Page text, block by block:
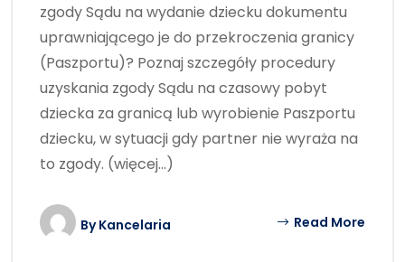
zgody Sądu na wydanie dziecku dokumentu
uprawniającego je do przekroczenia granicy
(Paszportu)? Poznaj szczegóły procedury
uzyskania zgody Sądu na czasowy pobyt
dziecka za granicą lub wyrobienie Paszportu
dziecku, w sytuacji gdy partner nie wyraża na
to zgody. (więcej…)
ByKancelaria Read More